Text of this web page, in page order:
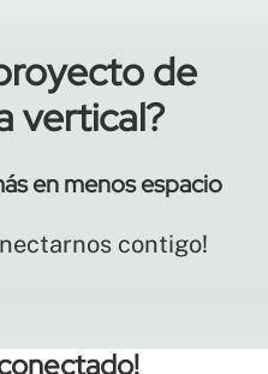
de
vertical?
en menos espacio
contigo!